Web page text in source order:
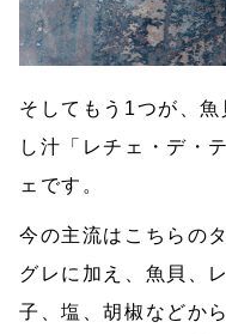
そしてもう1つが、
し汁「レチェ・デ・
ェです。
今の主流はこちらの
グレに加え、魚貝、
子、塩、胡椒などか